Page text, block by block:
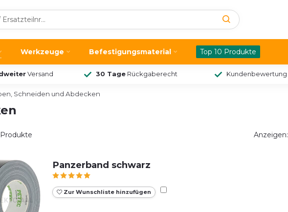
Werkzeuge Befestigungsmaterial Top 10 Produkte
Versand 30 Tage Rückgaberecht Kundenbewertung
Schneiden und Abdecken
Produkte Anzeigen:
Panzerband schwarz
Zur Wunschliste hinzufügen